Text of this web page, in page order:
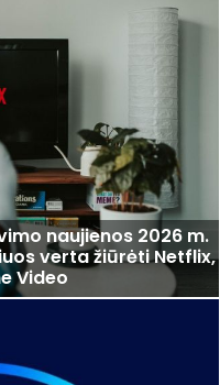
naujienos 2026 m.
verta žiūrėti Netflix,
Video